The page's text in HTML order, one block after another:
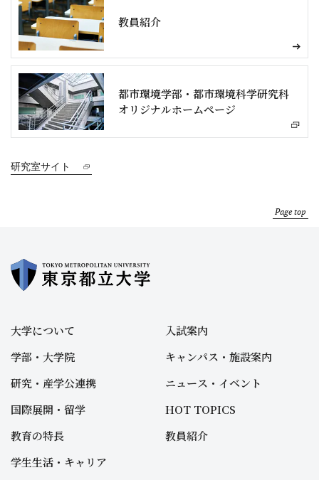
教員紹介
都市環境学部・都市環境科学研究科
オリジナルホームページ
研究室サイト
Page top
大学について
学部・大学院
研究・産学公連携
国際展開・留学
教育の特長
学生生活・キャリア
入試案内
キャンパス・施設案内
ニュース・イベント
HOT TOPICS
教員紹介